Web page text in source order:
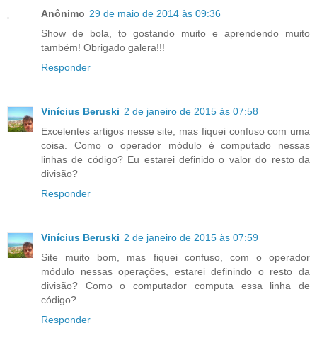
Anônimo 29 de maio de 2014 às 09:36
Show de bola, to gostando muito e aprendendo muito
também! Obrigado galera!!!
Responder
Vinícius Beruski 2 de janeiro de 2015 às 07:58
Excelentes artigos nesse site, mas fiquei confuso com uma
coisa. Como o operador módulo é computado nessas
linhas de código? Eu estarei definido o valor do resto da
divisão?
Responder
Vinícius Beruski 2 de janeiro de 2015 às 07:59
Site muito bom, mas fiquei confuso, com o operador
módulo nessas operações, estarei definindo o resto da
divisão? Como o computador computa essa linha de
código?
Responder